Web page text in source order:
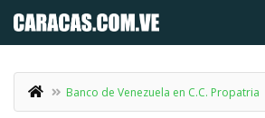
Banco de Venezuela en C.C. Propatria